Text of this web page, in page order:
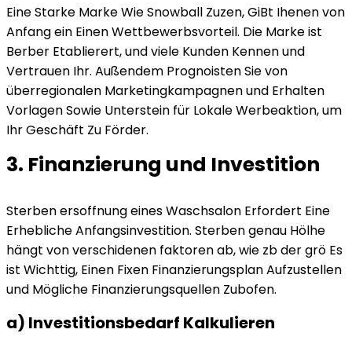
Eine Starke Marke Wie Snowball Zuzen, GiBt Ihenen von
Anfang ein Einen Wettbewerbsvorteil. Die Marke ist
Berber Etablierert, und viele Kunden Kennen und
Vertrauen Ihr. Außendem Prognoisten Sie von
überregionalen Marketingkampagnen und Erhalten
Vorlagen Sowie Unterstein für Lokale Werbeaktion, um
Ihr Geschäft Zu Förder.
3. Finanzierung und Investition
Sterben ersoffnung eines Waschsalon Erfordert Eine
Erhebliche Anfangsinvestition. Sterben genau Hölhe
hängt von verschidenen faktoren ab, wie zb der grö Es
ist Wichttig, Einen Fixen Finanzierungsplan Aufzustellen
und Mögliche Finanzierungsquellen Zubofen.
a) Investitionsbedarf Kalkulieren